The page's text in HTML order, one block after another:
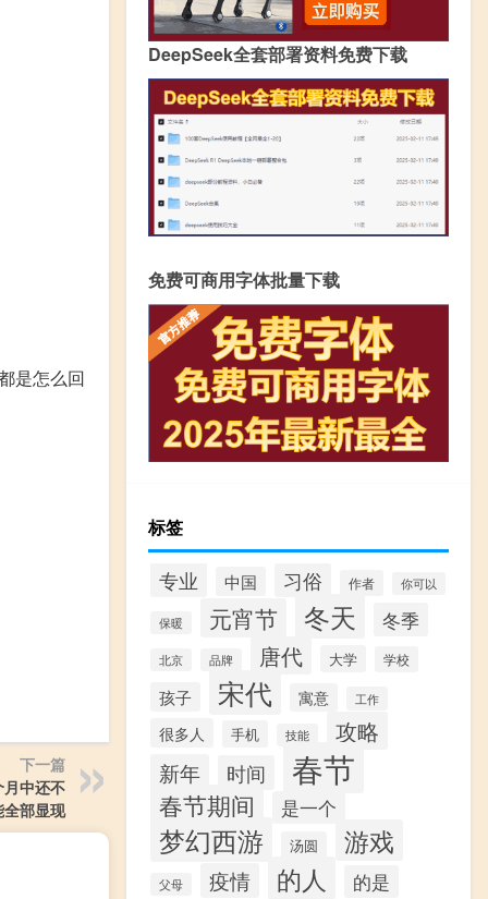
是怎么回
下一篇
中还不
全部显现
DeepSeek全套部署资料免费下载
免费可商用字体批量下载
标签
专业 中国 习俗 作者 你可以
保暖 元宵节 冬天 冬季
北京 品牌 唐代 大学 学校
孩子 宋代 寓意 工作
很多人 手机 技能 攻略
新年 时间 春节
春节期间 是一个
梦幻西游 汤圆 游戏
父母 疫情 的人 的是